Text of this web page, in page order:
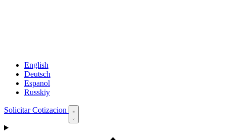
English
Deutsch
Espanol
Russkiy
Solicitar Cotizacion